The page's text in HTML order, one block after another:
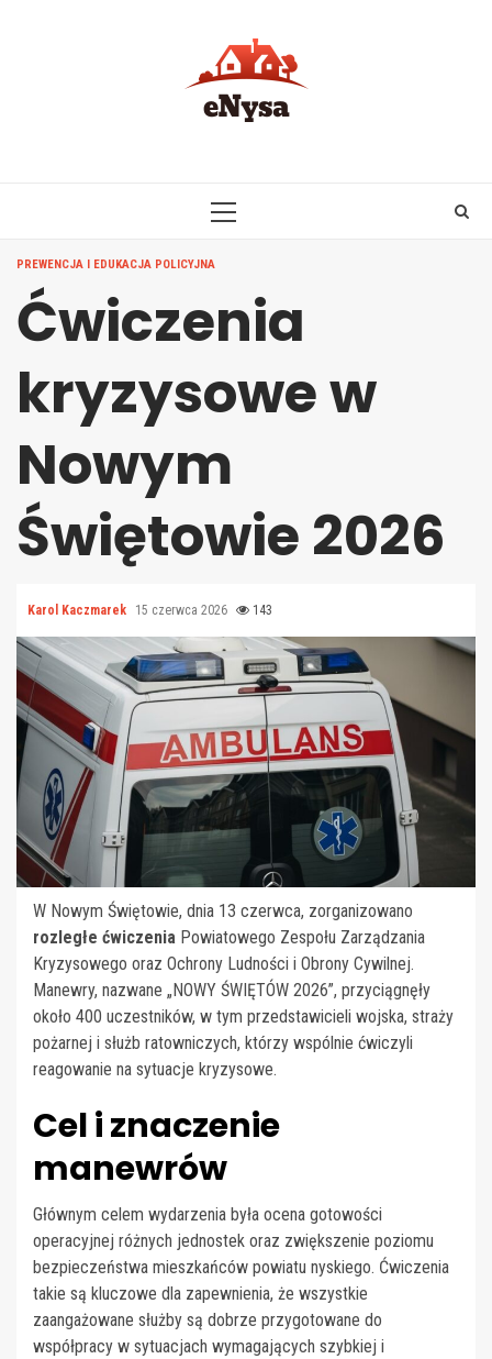
PRIMARY
PREWENCJA I EDUKACJA POLICYJNA
Ćwiczenia
kryzysowe w
Nowym
Świętowie 2026
Karol Kaczmarek 15 czerwca 2026 143
W Nowym Świętowie, dnia 13 czerwca, zorganizowano
rozległe ćwiczenia Powiatowego Zespołu Zarządzania
Kryzysowego oraz Ochrony Ludności i Obrony Cywilnej.
Manewry, nazwane „NOWY ŚWIĘTÓW 2026”, przyciągnęły
około 400 uczestników, w tym przedstawicieli wojska, straży
pożarnej i służb ratowniczych, którzy wspólnie ćwiczyli
reagowanie na sytuacje kryzysowe.
Cel i znaczenie
manewrów
Głównym celem wydarzenia była ocena gotowości
operacyjnej różnych jednostek oraz zwiększenie poziomu
bezpieczeństwa mieszkańców powiatu nyskiego. Ćwiczenia
takie są kluczowe dla zapewnienia, że wszystkie
zaangażowane służby są dobrze przygotowane do
współpracy w sytuacjach wymagających szybkiej i